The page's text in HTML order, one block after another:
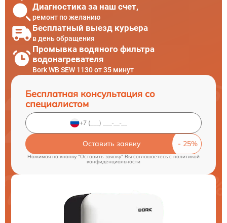
Диагностика за наш счет,
ремонт по желанию
Бесплатный выезд курьера
в день обращения
Промывка водяного фильтра
водонагревателя
Bork WB SEW 1130 от 35 минут
Бесплатная консультация со
специалистом
Оставить заявку
Нажимая на кнопку "Оставить заявку" Вы соглашаетесь cполитикой
конфиденциальности